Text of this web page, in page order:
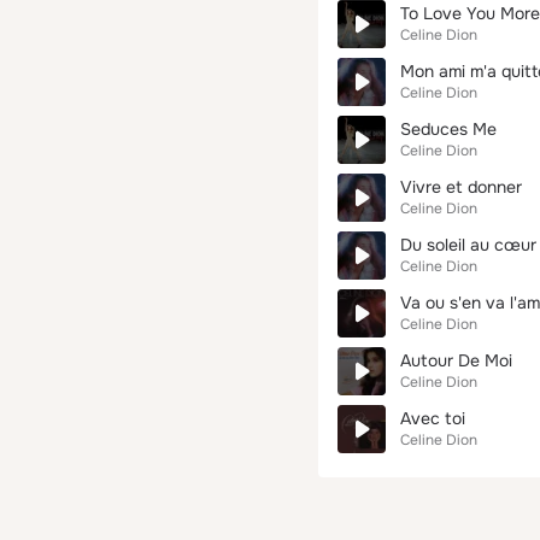
To Love You More
Celine Dion
Mon ami m'a
Celine Dion
Seduces Me
Celine Dion
Vivre et donner
Celine Dion
Du soleil au cœur
Celine Dion
Va ou s'en va
Celine Dion
Autour De Moi
Celine Dion
Avec toi
Celine Dion